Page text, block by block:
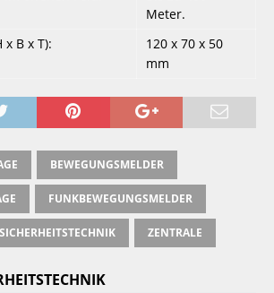
Meter.
B x T):
120 x 70 x 50
mm
BEWEGUNGSMELDER
FUNKBEWEGUNGSMELDER
SICHERHEITSTECHNIK ZENTRALE